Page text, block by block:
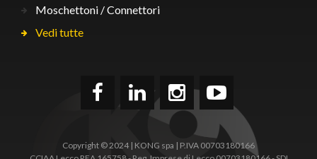
Moschettoni / Connettori
Vedi tutte
Copyright © 2024 | KONG spa | P.IVA 00703180166